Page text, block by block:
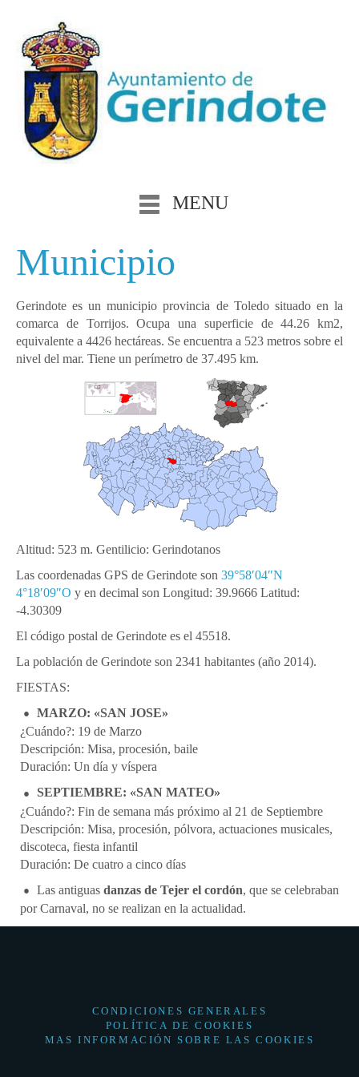
MENU
Municipio
Gerindote es un municipio provincia de Toledo situado en la
comarca de Torrijos. Ocupa una superficie de 44.26 km2,
equivalente a 4426 hectáreas. Se encuentra a 523 metros sobre el
nivel del mar. Tiene un perímetro de 37.495 km.
Altitud: 523 m. Gentilicio: Gerindotanos
Las coordenadas GPS de Gerindote son 39°58′04″N
4°18′09″O y en decimal son Longitud: 39.9666 Latitud:
-4.30309
El código postal de Gerindote es el 45518.
La población de Gerindote son 2341 habitantes (año 2014).
FIESTAS:
MARZO: «SAN JOSE»
¿Cuándo?: 19 de Marzo
Descripción: Misa, procesión, baile
Duración: Un día y víspera
SEPTIEMBRE: «SAN MATEO»
¿Cuándo?: Fin de semana más próximo al 21 de Septiembre
Descripción: Misa, procesión, pólvora, actuaciones musicales,
discoteca, fiesta infantil
Duración: De cuatro a cinco días
Las antiguas danzas de Tejer el cordón, que se celebraban
por Carnaval, no se realizan en la actualidad.
CONDICIONES GENERALES
POLÍTICA DE COOKIES
MAS INFORMACIÓN SOBRE LAS COOKIES